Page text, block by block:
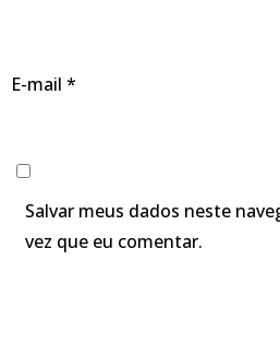
E-mail *
Salvar meus dados neste
vez que eu comentar.